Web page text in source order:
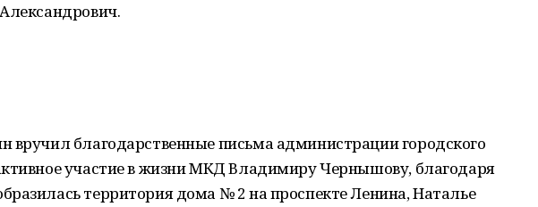
вручил благодарственные письма администрации городского
участие в жизни МКД Владимиру Чернышову, благодаря
территория дома № 2 на проспекте Ленина, Наталье